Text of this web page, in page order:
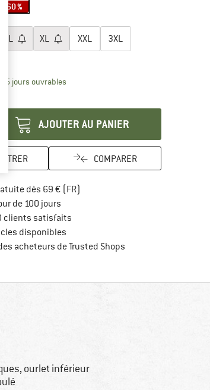
-60 %
L XL XXL 3XL
5 jours ouvrablesLe lien s'ouvre dans une boîte
AJOUTER AU PANIER
COMPARER
dès 69 € (FR)
de 100 joursTrouve les informations de
clients satisfaits
disponibles
acheteurs de Trusted ShopsTrouve toutes les
ourlet inférieur